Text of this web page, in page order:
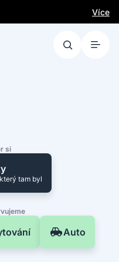
Více
si
tam byl
Auto